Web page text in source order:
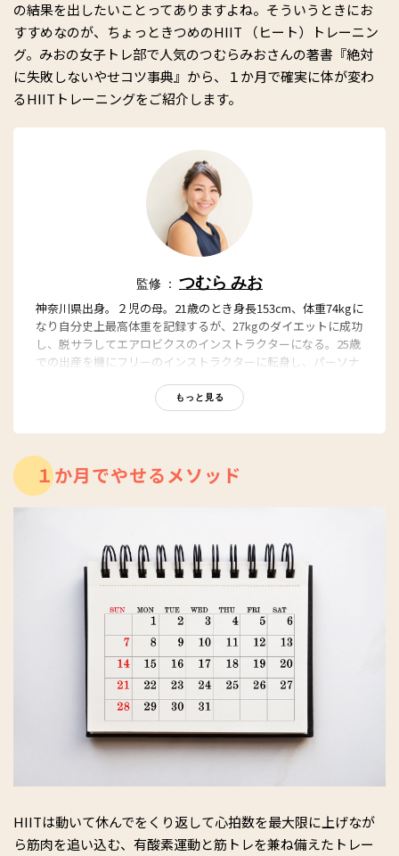
の結果を出したいことってありますよね。そういうときにお
すすめなのが、ちょっときつめのHIIT （ヒート）トレーニン
グ。みおの女子トレ部で人気のつむらみおさんの著書『絶対
に失敗しないやせコツ事典』から、１か月で確実に体が変わ
るHIITトレーニングをご紹介します。
監修 ： つむら みお
神奈川県出身。２児の母。21歳のとき身長153cm、体重74kgに
なり自分史上最高体重を記録するが、27kgのダイエットに成功
し、脱サラしてエアロビクスのインストラクターになる。25歳
での出産を機にフリーのインストラクターに転身し、パーソナ
連盟（JBBF）が主催するフィットネスビキニ大会にて、２年連
続優勝。現在はYouTube チャンネル「みおの女子トレ部」に
て、自宅で気軽にできるトレーニング動画を配信している。
もっと見る
１か月でやせるメソッド
HIITは動いて休んでをくり返して心拍数を最大限に上げなが
ら筋肉を追い込む、有酸素運動と筋トレを兼ね備えたトレー